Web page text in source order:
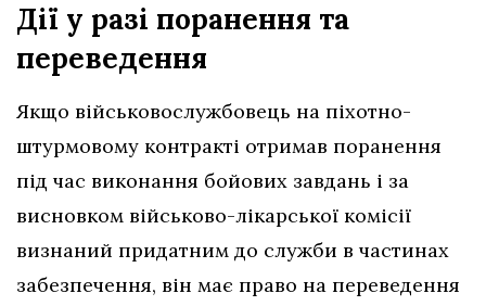
Дії у разі поранення та
переведення
Якщо військовослужбовець на піхотно-
штурмовому контракті отримав поранення
під час виконання бойових завдань і за
висновком військово-лікарської комісії
визнаний придатним до служби в частинах
забезпечення, він має право на переведення